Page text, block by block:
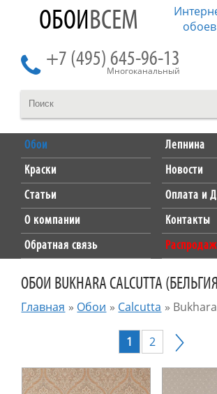
ОБОИВСЕМ
+7 (495) 645-96-13
Многоканальный
Обои
Лепнина
Краски
Новости
Статьи
Оплата и
О компании
Контакты
Обратная связь
ОБОИ BUKHARA CALCUTTA
Главная » Обои » Calcutta » Bukhara
1 2